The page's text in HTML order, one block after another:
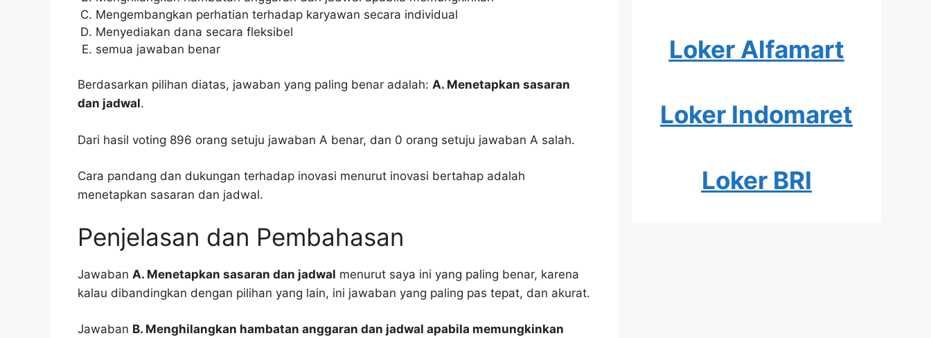
Mengembangkan perhatian terhadap karyawan secara individual
Menyediakan dana secara fleksibel
semua jawaban benar
Berdasarkan pilihan diatas, jawaban yang paling benar adalah: A. Menetapkan sasaran
dan jadwal.
Dari hasil voting 896 orang setuju jawaban A benar, dan 0 orang setuju jawaban A salah.
Cara pandang dan dukungan terhadap inovasi menurut inovasi bertahap adalah
menetapkan sasaran dan jadwal.
Penjelasan dan Pembahasan
Jawaban A. Menetapkan sasaran dan jadwal menurut saya ini yang paling benar, karena
kalau dibandingkan dengan pilihan yang lain, ini jawaban yang paling pas tepat, dan akurat.
Jawaban B. Menghilangkan hambatan anggaran dan jadwal apabila memungkinkan
Loker Alfamart
Loker Indomaret
Loker BRI